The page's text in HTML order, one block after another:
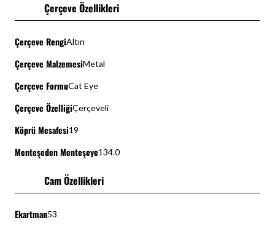
Çerçeve Özellikleri
Çerçeve RengiAltın
Çerçeve MalzemesiMetal
Çerçeve FormuCat Eye
Çerçeve ÖzelliğiÇerçeveli
Köprü Mesafesi19
Menteşeden Menteşeye134.0
Cam Özellikleri
Ekartman53